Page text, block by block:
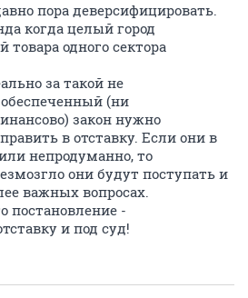
пора деверсифицировать.
когда целый город
одного сектора
за такой не
(ни
закон нужно
в отставку. Если они в
непродуманно, то
они будут поступать и
важных вопросах.
постановление -
и под суд!